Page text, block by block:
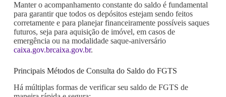
Manter o acompanhamento constante do saldo é fundamental
para garantir que todos os depósitos estejam sendo feitos
corretamente e para planejar financeiramente possíveis saques
futuros, seja para aquisição de imóvel, em casos de
emergência ou na modalidade saque-aniversário
caixa.gov.brcaixa.gov.br.
Principais Métodos de Consulta do Saldo do FGTS
Há múltiplas formas de verificar seu saldo de FGTS de